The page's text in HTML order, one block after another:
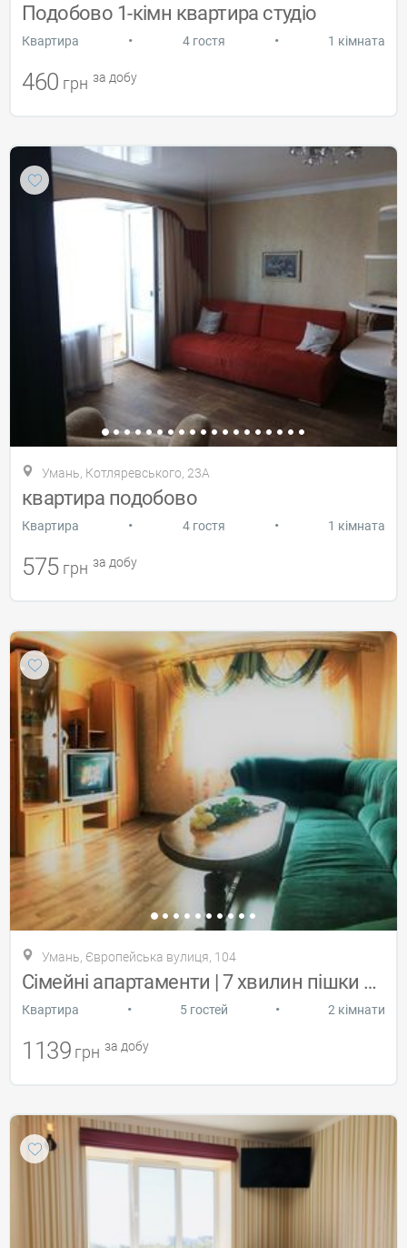
Подобово 1-кімн квартира студіо
Квартира • 4 гостя • 1 кімната
460 грн за добу
Умань, Котляревського, 23А
квартира подобово
Квартира • 4 гостя • 1 кімната
575 грн за добу
Умань, Європейська вулиця, 104
Сімейні апартаменти | 7 хвилин пішки до
Квартира • 5 гостей • 2 кімнати
1139 грн за добу